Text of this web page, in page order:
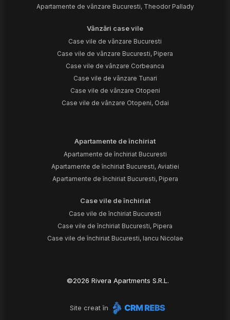
Apartamente de vânzare Bucuresti, Theodor Pallady
Vânzări case vile
Case vile de vânzare Bucuresti
Case vile de vânzare Bucuresti, Pipera
Case vile de vânzare Corbeanca
Case vile de vânzare Tunari
Case vile de vânzare Otopeni
Case vile de vânzare Otopeni, Odai
Apartamente de închiriat
Apartamente de închiriat Bucuresti
Apartamente de închiriat Bucuresti, Aviatiei
Apartamente de închiriat Bucuresti, Pipera
Case vile de închiriat
Case vile de închiriat Bucuresti
Case vile de închiriat Bucuresti, Pipera
Case vile de închiriat Bucuresti, Iancu Nicolae
©2026 Rivera Apartments S.R.L.
Site creat în